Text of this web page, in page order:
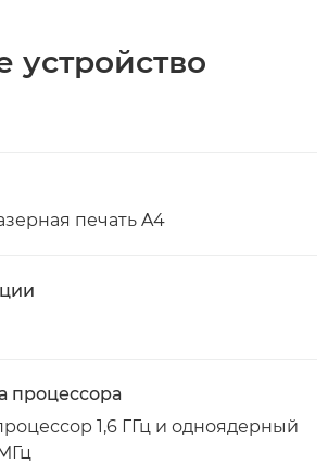
устройство
печать A4
процессора
1,6 ГГц и одноядерный